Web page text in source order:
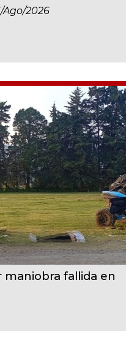
ago/2026
fallida en